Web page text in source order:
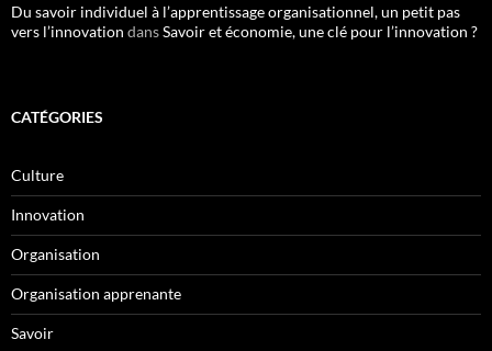
Du savoir individuel à l’apprentissage organisationnel, un petit pas
vers l’innovation dansSavoir et économie, une clé pour l’innovation ?
CATÉGORIES
Culture
Innovation
Organisation
Organisation apprenante
Savoir